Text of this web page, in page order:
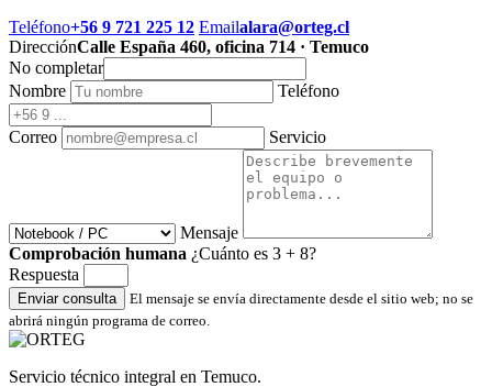
Teléfono+56 9 721 225 12 Emailalara@orteg.cl
DirecciónCalle España 460, oficina 714 · Temuco
No completar
Nombre
Teléfono
Correo Servicio
Mensaje
Comprobación humana ¿Cuánto es 3 + 8?
Respuesta
Enviar consulta
El mensaje se envía directamente desde el sitio web; no se
abrirá ningún programa de correo.
Servicio técnico integral en Temuco.